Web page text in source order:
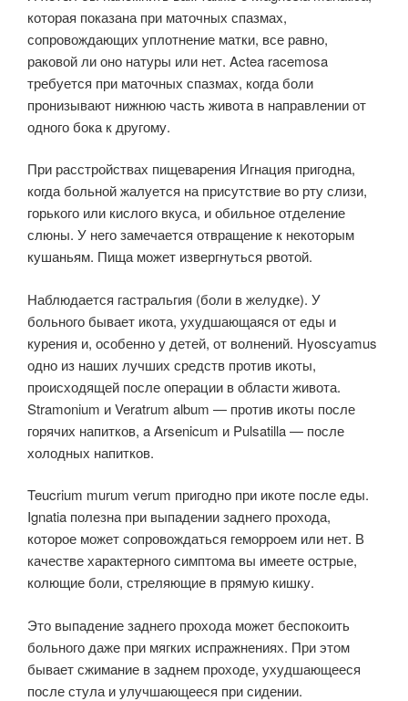
которая показана при маточных спазмах,
сопровождающих уплотнение матки, все равно,
раковой ли оно натуры или нет. Actea racemosa
требуется при маточных спазмах, когда боли
пронизывают нижнюю часть живота в направлении от
одного бока к другому.
При расстройствах пищеварения Игнация пригодна,
когда больной жалуется на присутствие во рту слизи,
горького или кислого вкуса, и обильное отделение
слюны. У него замечается отвращение к некоторым
кушаньям. Пища может извергнуться рвотой.
Наблюдается гастральгия (боли в желудке). У
больного бывает икота, ухудшающаяся от еды и
курения и, особенно у детей, от волнений. Hyoscyamus
одно из наших лучших средств против икоты,
происходящей после операции в области живота.
Stramonium и Veratrum album — против икоты после
горячих напитков, a Arsenicum и Pulsatilla — после
холодных напитков.
Teucrium murum verum пригодно при икоте после еды.
Ignatia полезна при выпадении заднего прохода,
которое может сопровождаться геморроем или нет. В
качестве характерного симптома вы имеете острые,
колющие боли, стреляющие в прямую кишку.
Это выпадение заднего прохода может беспокоить
больного даже при мягких испражнениях. При этом
бывает сжимание в заднем проходе, ухудшающееся
после стула и улучшающееся при сидении.